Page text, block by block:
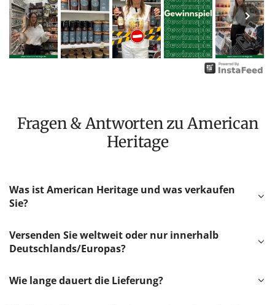
Fragen & Antworten zu American
Heritage
Was ist American Heritage und was verkaufen
Sie?
Versenden Sie weltweit oder nur innerhalb
Deutschlands/Europas?
Wie lange dauert die Lieferung?